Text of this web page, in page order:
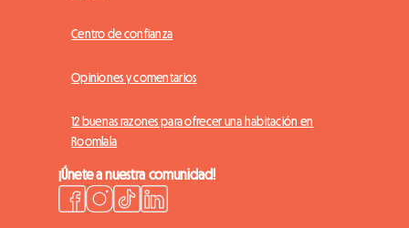
Centro de confianza
Opiniones y comentarios
12 buenas razones para ofrecer una habitación en
Roomlala
¡Únete a nuestra comunidad!